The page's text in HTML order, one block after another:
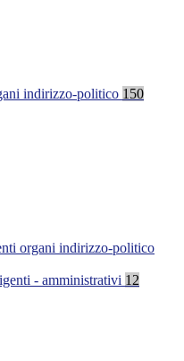
indirizzo-politico 150
organi indirizzo-politico
- amministrativi 12